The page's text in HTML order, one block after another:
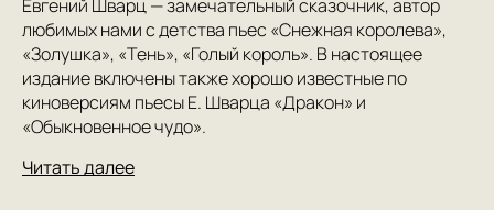
Евгений Шварц — замечательный сказочник, автор
любимых нами с детства пьес «Снежная королева»,
«Золушка», «Тень», «Голый король». В настоящее
издание включены также хорошо известные по
киноверсиям пьесы Е. Шварца «Дракон» и
«Обыкновенное чудо».
Читать далее